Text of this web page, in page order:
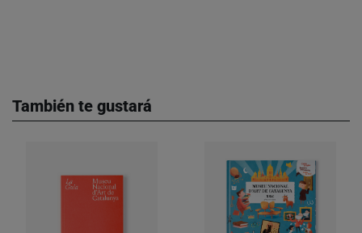
También te gustará